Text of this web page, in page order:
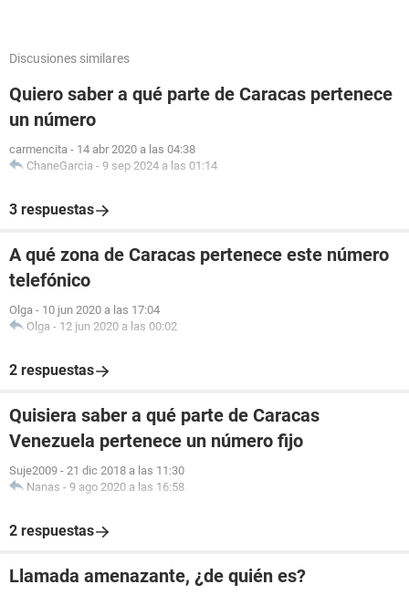
Discusiones similares
Quiero saber a qué parte de Caracas pertenece
un número
carmencita - 14 abr 2020 a las 04:38
ChaneGarcia - 9 sep 2024 a las 01:14
3 respuestas
A qué zona de Caracas pertenece este número
telefónico
Olga - 10 jun 2020 a las 17:04
Olga - 12 jun 2020 a las 00:02
2 respuestas
Quisiera saber a qué parte de Caracas
Venezuela pertenece un número fijo
Suje2009 - 21 dic 2018 a las 11:30
Nanas - 9 ago 2020 a las 16:58
2 respuestas
Llamada amenazante, ¿de quién es?